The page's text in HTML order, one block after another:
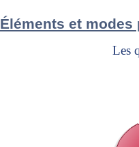
Éléments et modes